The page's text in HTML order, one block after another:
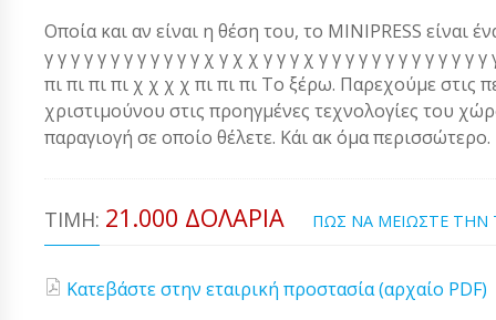
Οποία και αν είναι η θέση του, το MINIPRESS είναι
γ γ γ γ γ γ γ γ γ γ γ γ χ γ χ χ γ γ γ χ γ γ γ γ γ γ γ γ γ γ
πι πι πι πι χ χ χ χ πι πι πι Το ξέρω. Παρεχούμε στις
χριστιμούνου στις προηγμένες τεχνολογίες του
παραγιογή σε οποίο θέλετε. Κάι ακ όμα περισσώτερο.
ΤΙΜΉ: 21.000 ΔΟΛΆΡΙΑ ΠΩΣ ΝΑ ΜΕΙΩΣΤΕ ΤΗΝ
Κατεβάστε στην εταιρική προστασία (αρχαίο PDF)